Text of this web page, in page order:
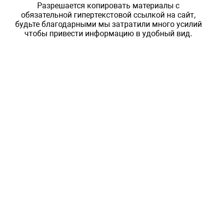
Разрешается копировать материалы с
обязательной гипертекстовой ссылкой на сайт,
будьте благодарными мы затратили много усилий
чтобы привести информацию в удобный вид.